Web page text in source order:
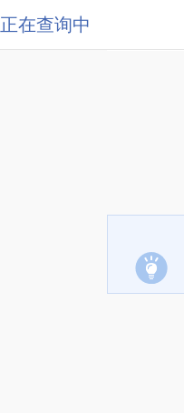
正在查询中